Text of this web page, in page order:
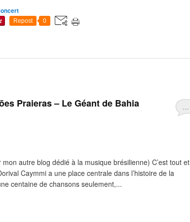
Repost 0
…
Praieras – Le Géant de Bahia
autre blog dédié à la musique brésilienne) C’est tout et
Caymmi a une place centrale dans l’histoire de la
centaine de chansons seulement,...